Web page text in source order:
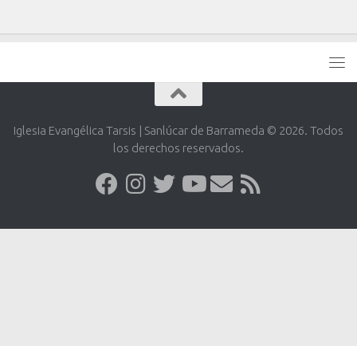
Iglesia Evangélica Tarsis | Sanlúcar de Barrameda © 2026. Todos
los derechos reservados.